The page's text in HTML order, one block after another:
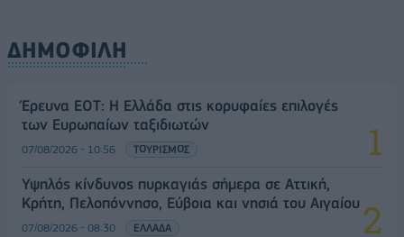
ΔΗΜΟΦΙΛΗ
Έρευνα ΕΟΤ: Η Ελλάδα στις κορυφαίες επιλογές
των Ευρωπαίων ταξιδιωτών
07/08/2026 - 10:56 ΤΟΥΡΙΣΜΟΣ
Υψηλός κίνδυνος πυρκαγιάς σήμερα σε Αττική,
Κρήτη, Πελοπόννησο, Εύβοια και νησιά του Αιγαίου
07/08/2026 - 08:30 ΕΛΛΑΔΑ